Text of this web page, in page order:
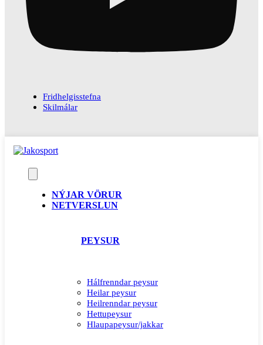
Fridhelgisstefna
Skilmálar
NÝJAR VÖRUR
NETVERSLUN
PEYSUR
Hálfrenndar peysur
Heilar peysur
Heilrenndar peysur
Hettupeysur
Hlaupapeysur/jakkar